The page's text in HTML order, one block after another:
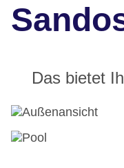
Das bietet